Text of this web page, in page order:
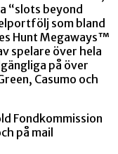
“slots beyond
som bland
Hunt Megaways™
spelare över hela
på över
Casumo och
Fondkommission
på mail